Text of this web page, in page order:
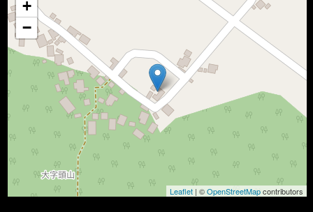
+
−
Leaflet | ©OpenStreetMapcontributors